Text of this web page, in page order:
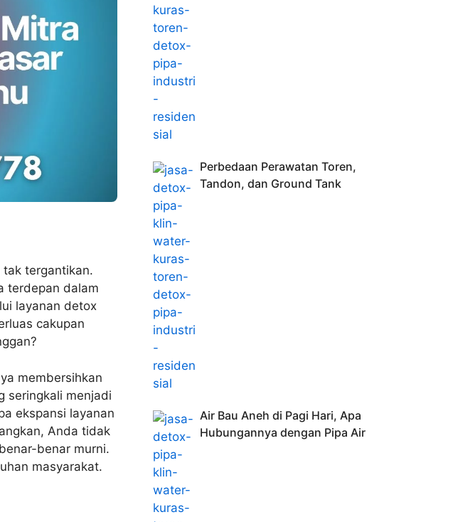
tergantikan.
terdepan dalam
layanan detox
cakupan
membersihkan
seringkali menjadi
ekspansi layanan
Anda tidak
benar murni.
masyarakat.
Perbedaan Perawatan Toren,
Tandon, dan Ground Tank
Air Bau Aneh di Pagi Hari, Apa
Hubungannya dengan Pipa Air